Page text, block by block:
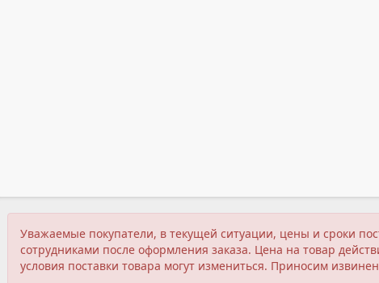
Уважаемые покупатели, в текущей ситуации, цены и сроки
сотрудниками после оформления заказа. Цена на товар
условия поставки товара могут измениться. Приносим